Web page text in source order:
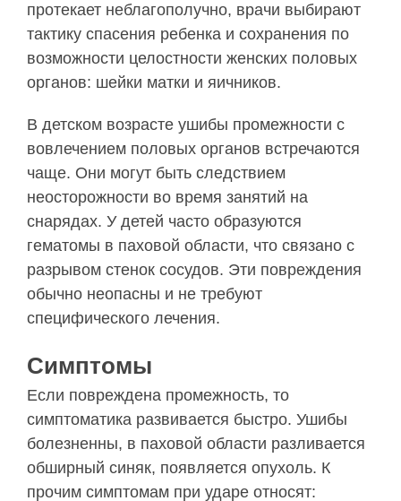
протекает неблагополучно, врачи выбирают
тактику спасения ребенка и сохранения по
возможности целостности женских половых
органов: шейки матки и яичников.
В детском возрасте ушибы промежности с
вовлечением половых органов встречаются
чаще. Они могут быть следствием
неосторожности во время занятий на
снарядах. У детей часто образуются
гематомы в паховой области, что связано с
разрывом стенок сосудов. Эти повреждения
обычно неопасны и не требуют
специфического лечения.
Симптомы
Если повреждена промежность, то
симптоматика развивается быстро. Ушибы
болезненны, в паховой области разливается
обширный синяк, появляется опухоль. К
прочим симптомам при ударе относят: